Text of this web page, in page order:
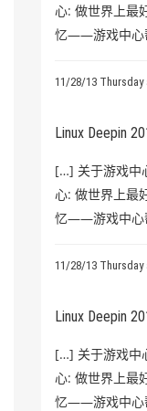
心: 做世界上最
忆——游戏中心
11/28/13 Thursday
Linux Deepin
[…] 关于游戏中
心: 做世界上最
忆——游戏中心
11/28/13 Thursday
Linux Deepin
[…] 关于游戏中
心: 做世界上最
忆——游戏中心